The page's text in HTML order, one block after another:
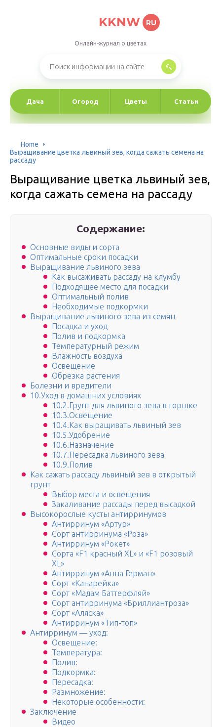
KKNW RU
Онлайн-журнал о цветах
Дача Огород Цветы Статьи
Home
Выращивание цветка львиный зев, когда сажать семена на
рассаду
Выращивание цветка львиный зев,
когда сажать семена на рассаду
Содержание:
Основные виды и сорта
Оптимальные сроки посадки
Выращивание львиного зева
Как высаживать рассаду на клумбу
Подходящее место для посадки
Оптимальный полив
Необходимые подкормки
Выращивание львиного зева из семян
Посадка и уход
Полив и подкормка
Температурный режим
Влажность воздуха
Освещение
Обрезка растения
Болезни и вредители
10.Уход в домашних условиях
10.2.Грунт для львиного зева в горшке
10.3.Освещение
10.4.Как выращивать львиный зев
10.5.Удобрение
10.6.Назначение
10.7.Пересадка львиного зева
10.9.Полив
Как сажать рассаду львиный зев в открытый
грунт
Выбор места и освещения
Закаливание рассады перед высадкой
Высокорослые кусты антирринумов
Антирринум «Артур»
Сорт антирринума «Роза»
Антирринум «Рокет»
Сорта «F1 красный XL» и «F1 розовый
XL»
Антирринум «Анна Герман»
Сорт «Канарейка»
Сорт «Мадам Баттерфляй»
Сорт антирринума «Бриллиантроза»
Сорт «Аляска»
Антирринум «Тип-топ»
Антирринум — уход:
Освещение:
Температура:
Полив:
Подкормка:
Пересадка:
Размножение:
Некоторые особенности:
Заключение
Видео